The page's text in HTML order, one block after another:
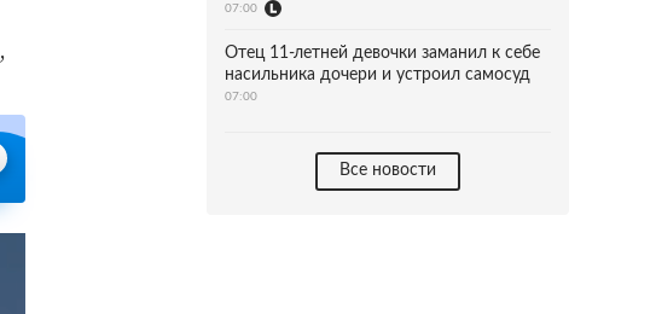
,
07:00
Отец 11-летней девочки заманил к себе
насильника дочери и устроил самосуд
07:00
Все новости